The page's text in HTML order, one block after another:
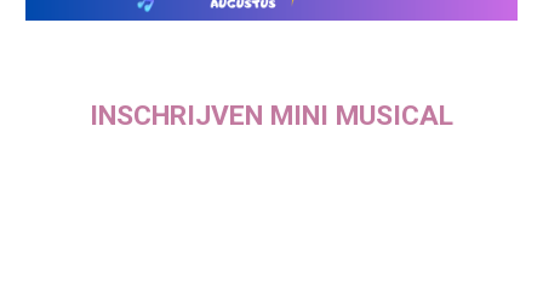
INSCHRIJVEN MINI MUSICAL